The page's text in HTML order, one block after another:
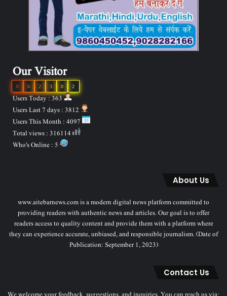
Our Visitor
2
0
3
2
6
0
Users Today : 363
About Us
www.aitebarnews.com is a modern digital news platform committed to
providing readers with authentic news and articles. Our goal is to offer
readers access to quality content and provide them with a platform where
they can experience accurate, unbiased, and responsible journalism. (Date of
Publication: September 1, 2023)
Contact Us